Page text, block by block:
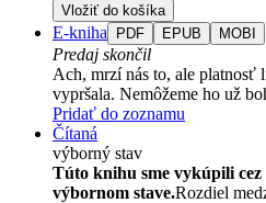
Vložiť do košíka
E-kniha PDF EPUB MOBI
Predaj skončil
Ach, mrzí nás to, ale platnosť
vypršala. Nemôžeme ho už
Pridať do zoznamu
Čítaná
výborný stav
Túto knihu sme vykúpili cez
výbornom stave.Rozdiel